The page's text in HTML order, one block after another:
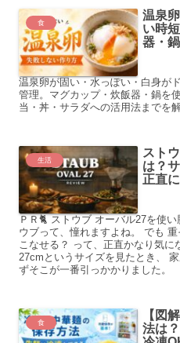
食
温泉
い時
器・鍋
温泉卵が固い・水っぽい・白身が
管理。マグカップ・炊飯器・鍋を
当・丼・サラダへの活用法までを
生活
スト
は？
正直
ＰＲ🐈 ストウブ オーバル27を使
ウブって、憧れますよね。 でも
こなせる？ って、正直かなり気
27cmというサイズを見たとき、
ずそこが一番引っかかりました。
食
【図
法は